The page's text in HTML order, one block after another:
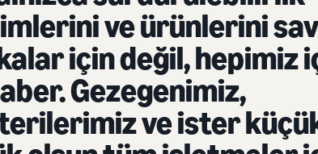
ve ürünlerini
için değil, hepimiz
Gezegenimiz,
ve ister